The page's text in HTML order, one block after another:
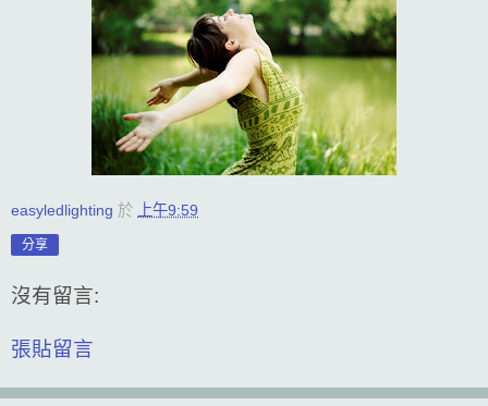
easyledlighting 於 上午9:59
分享
沒有留言:
張貼留言